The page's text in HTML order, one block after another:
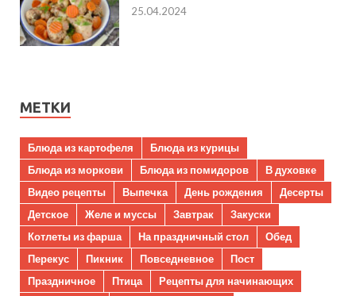
25.04.2024
МЕТКИ
Блюда из картофеля
Блюда из курицы
Блюда из моркови
Блюда из помидоров
В духовке
Видео рецепты
Выпечка День рождения
Десерты
Детское
Желе и муссы Завтрак
Закуски
Котлеты из фарша
На праздничный стол
Обед
Перекус
Пикник Повседневное
Пост
Праздничное
Птица
Рецепты для начинающих